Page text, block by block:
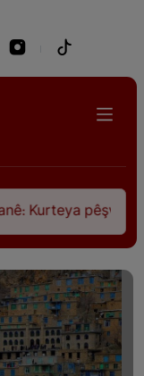
pêşveçûna dirokî û